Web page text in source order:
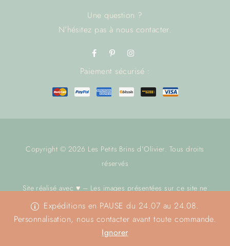
Expéditions en PAUSE du 24.07 au 24.08.
Personnalisation, nous contacter avant toute commande.
Ignorer
Une question ?
N’hésitez pas à nous contacter.
Paiement sécurisé :
Copyright © 2026 Les Petits Brins d’Olivier. Tous droits
réservés
Site réalisé avec ♥ – Les images présentées sur ce site ne
sont pas libres de droit.Nous contacter avant toute utilisation.
Merci